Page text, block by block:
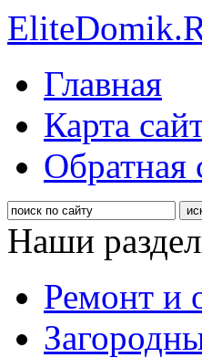
Главная
Карта
Обратная
Наши
Ремонт и